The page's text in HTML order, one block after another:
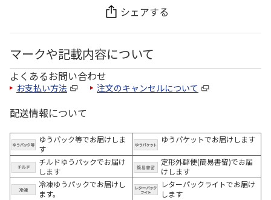
シェアする
マークや記載内容について
よくあるお問い合わせ
お支払い方法 注文のキャンセルについて
配送情報について
ゆうパック等でお届けしま
す
ゆうパケットでお届けします
チルドゆうパックでお届け
します
定形外郵便(簡易書留)でお届
けします
冷凍ゆうパックでお届けし
ます。
レターパックライトでお届け
します